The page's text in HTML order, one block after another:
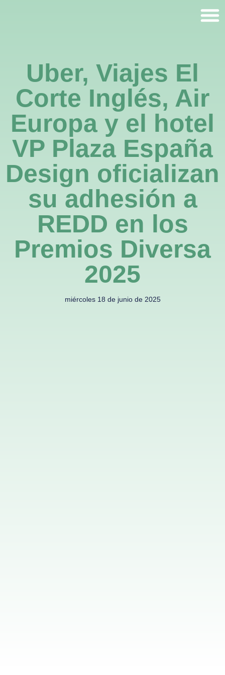
Uber, Viajes El
Corte Inglés, Air
Europa y el hotel
VP Plaza España
Design oficializan
su adhesión a
REDD en los
Premios Diversa
2025
miércoles 18 de junio de 2025